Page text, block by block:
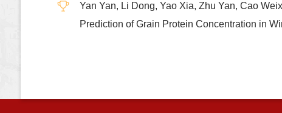
Yan Yan, Li Dong, Yao Xia, Zhu Yan, Cao
Prediction of Grain Protein Concentration in